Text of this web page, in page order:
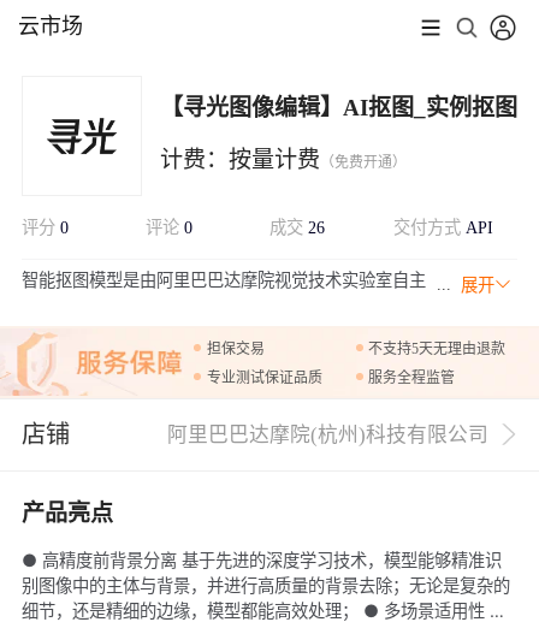
云市场
【寻光图像编辑】AI抠图_实例抠图
计费：按量计费 （免费开通）
评分 0 评论 0 成交 26 交付方式 API
展开
智能抠图模型是由阿里巴巴达摩院视觉技术实验室自主
智能抠图，得到透明背景图像；针对复杂背景抠图、透明或半透明
物体抠图、毛发和细微结构抠图、反射和光泽物体抠图等困难场
景，都能够实现精细化抠图。 广泛适用于电商产品图处理、广告设
为各类应用提供强大支持。
担保交易
不支持5天无理由退款
专业测试保证品质
服务全程监管
店铺 阿里巴巴达摩院(杭州)科技有限公司
产品亮点
● 高精度前背景分离 基于先进的深度学习技术，模型能够精准识
别图像中的主体与背景，并进行高质量的背景去除；无论是复杂的
细节，还是精细的边缘，模型都能高效处理； ● 多场景适用性 能